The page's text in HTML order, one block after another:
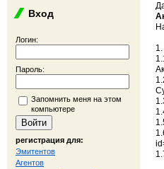
Вход
Логин:
Пароль:
Запомнить меня на этом
компьютере
регистрация для:
Эмитентов
Агентов